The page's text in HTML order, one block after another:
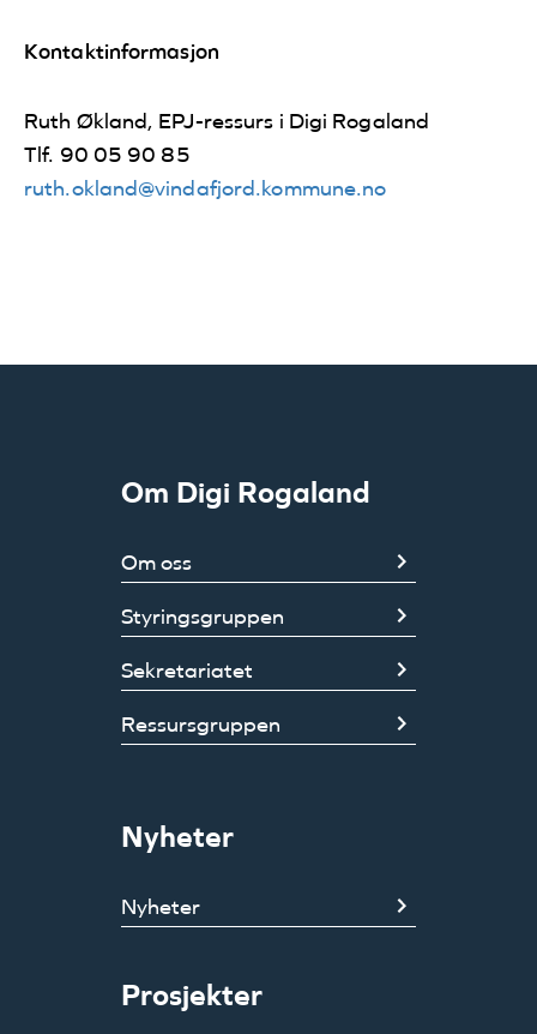
Kontaktinformasjon
Ruth Økland, EPJ-ressurs i Digi Rogaland
Tlf. 90 05 90 85
ruth.okland@vindafjord.kommune.no
Om Digi Rogaland
Om oss
Styringsgruppen
Sekretariatet
Ressursgruppen
Nyheter
Nyheter
Prosjekter